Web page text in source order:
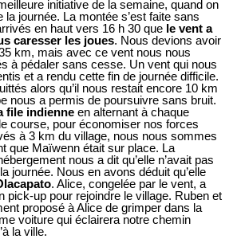
initiative de la semaine, quand on
la journée. La montée s’est faite sans
en haut vers 16 h 30 que le vent a
caresser les joues. Nous devions avoir
km, mais avec ce vent nous nous
à pédaler sans cesse. Un vent qui nous
et a rendu cette fin de journée difficile.
alors qu’il nous restait encore 10 km
nous a permis de poursuivre sans bruit.
file indienneen alternant à chaque
course, pour économiser nos forces
à 3 km du village, nous nous sommes
que Maïwenn était sur place. La
nous a dit qu’elle n’avait pas
journée. Nous en avons déduit qu’elle
. Alice, congelée par le vent, a
pick-up pour rejoindre le village. Ruben et
proposé à Alice de grimper dans la
voiture qui éclairera notre chemin
la ville.